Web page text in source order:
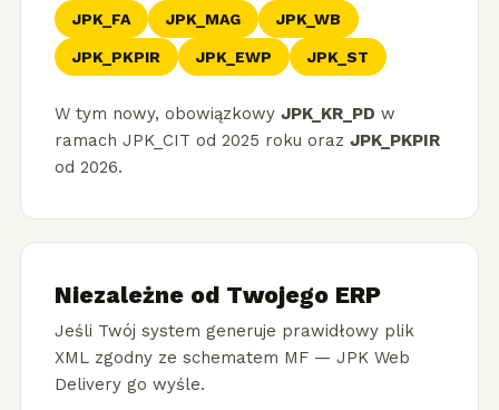
JPK_FA JPK_MAG JPK_WB
JPK_PKPIR JPK_EWP JPK_ST
W tym nowy, obowiązkowy JPK_KR_PD w
ramach JPK_CIT od 2025 roku oraz JPK_PKPIR
od 2026.
Niezależne od Twojego ERP
Jeśli Twój system generuje prawidłowy plik
XML zgodny ze schematem MF — JPK Web
Delivery go wyśle.